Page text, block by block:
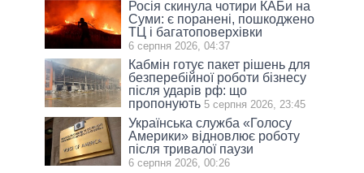
Росія скинула чотири КАБи на
Суми: є поранені, пошкоджено
ТЦ і багатоповерхівки
6 серпня 2026, 04:37
Кабмін готує пакет рішень для
безперебійної роботи бізнесу
після ударів рф: що
пропонують 5 серпня 2026, 23:45
Українська служба «Голосу
Америки» відновлює роботу
після тривалої паузи
6 серпня 2026, 00:26